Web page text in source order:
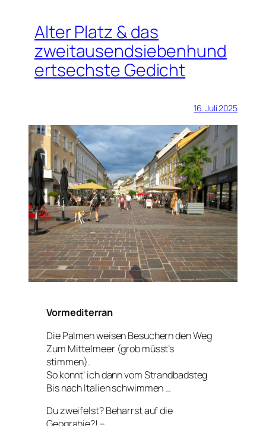
Alter Platz & das
zweitausendsiebenhund
ertsechste Gedicht
16. Juli 2025
Vormediterran
Die Palmen weisen Besuchern den Weg
Zum Mittelmeer (grob müsst’s
stimmen).
So konnt‘ ich dann vom Strandbadsteg
Bis nach Italien schwimmen …
Du zweifelst? Beharrst auf die